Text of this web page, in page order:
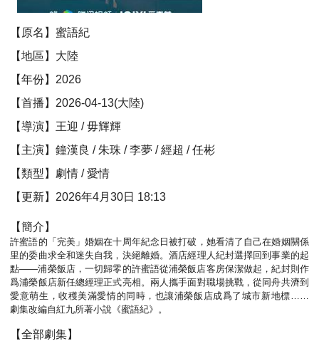
【原名】蜜語紀
【地區】大陸
【年份】2026
【首播】2026-04-13(大陸)
【導演】王迎 / 毋輝輝
【主演】鐘漢良 / 朱珠 / 李夢 / 經超 / 任彬
【類型】劇情 / 愛情
【更新】2026年4月30日 18:13
【簡介】
許蜜語的「完美」婚姻在十周年紀念日被打破，她看清了自己在婚姻關係
里的委曲求全和迷失自我，決絕離婚。酒店經理人紀封選擇回到事業的起
點——浦榮飯店，一切歸零的許蜜語從浦榮飯店客房保潔做起，紀封則作
爲浦榮飯店新任總經理正式亮相。兩人攜手面對職場挑戰，從同舟共濟到
愛意萌生，收穫美滿愛情的同時，也讓浦榮飯店成爲了城市新地標……
劇集改編自紅九所著小說《蜜語紀》。
【全部劇集】